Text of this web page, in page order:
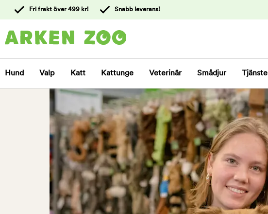
kundtjänst
Fri frakt över 499 kr! Snabb leverans!
Hund Valp Katt Kattunge Veterinär Smådjur